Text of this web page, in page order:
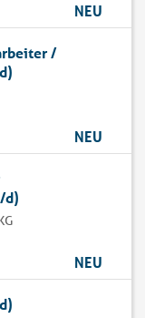
NEU
/
NEU
d)
NEU